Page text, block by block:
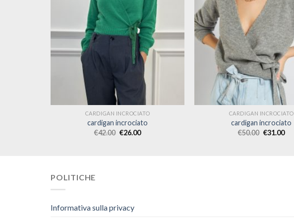
CARDIGAN INCROCIATO
cardigan incrociato
€42.00 €26.00
CARDIGAN INCROCIATO
cardigan incrociato
€50.00 €31.00
POLITICHE
Informativa sulla privacy